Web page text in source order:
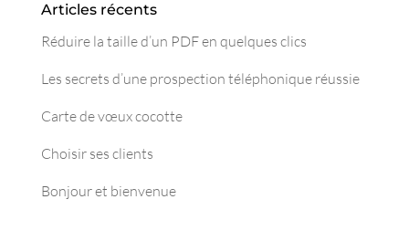
Articles récents
Réduire la taille d’un PDF en quelques clics
Les secrets d’une prospection téléphonique réussie
Carte de vœux cocotte
Choisir ses clients
Bonjour et bienvenue